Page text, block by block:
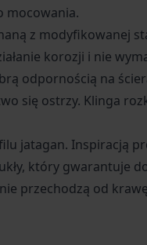
mocowania.
z modyfikowanej
korozji i nie
odpornością na
się ostrzy. Klinga
jatagan. Inspiracją
który gwarantuje
przechodzą od